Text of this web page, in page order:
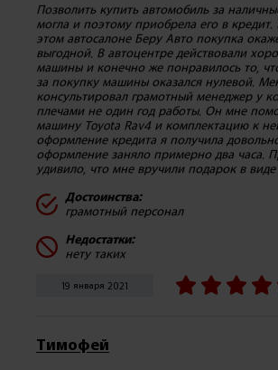
Позволить купить автомобиль за
могла и поэтому приобрела его в кредит.
этом автосалоне Беру Авто покупка
выгодной. В автоцентре действовали
машины и конечно же понравилось то,
за покупку машины оказался нулевой.
консультировал грамотный менеджер у
плечами не один год работы. Он мне
машину Toyota Rav4 и комплектацию к
оформление кредита я получила
оформление заняло примерно два часа.
удивило, что мне вручили подарок в
Достоинства:
грамотный персонал
Недостатки:
нету таких
19 января 2021
Тимофей